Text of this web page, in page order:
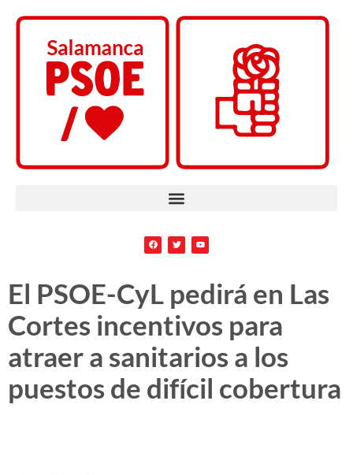
El PSOE-CyL pedirá en Las
Cortes incentivos para
atraer a sanitarios a los
puestos de difícil cobertura